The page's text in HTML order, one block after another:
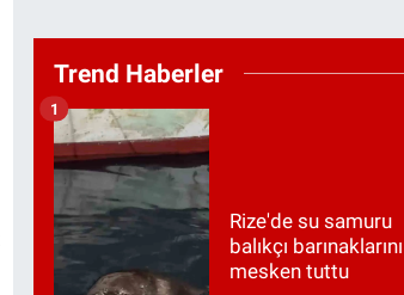
Trend Haberler
Rize'de su samuru
balıkçı barınaklarını
mesken tuttu
1